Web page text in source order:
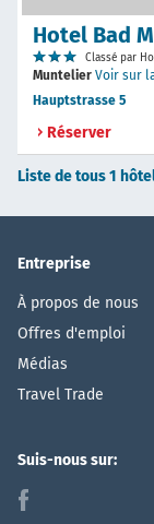
Hotel Bad
Classé par
Muntelier Voir sur
Hauptstrasse 5
Réserver
Liste de tous 1
Entreprise
À propos de nous
Offres d'emploi
Médias
Travel Trade
Suis-nous sur:
f